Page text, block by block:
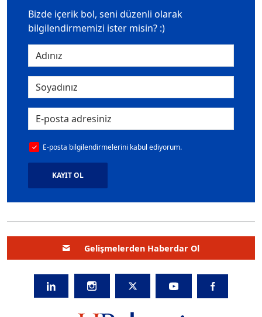
Bizde içerik bol, seni düzenli olarak
bilgilendirmemizi ister misin? :)
E-posta bilgilendirmelerini kabul ediyorum.
KAYIT OL
Gelişmelerden Haberdar Ol